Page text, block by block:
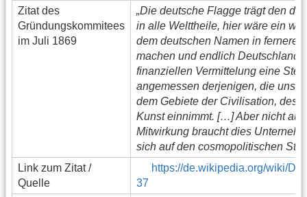
Zitat des
Gründungskommitees
im Juli 1869
„Die deutsche Flagge trägt den
in alle Welttheile, hier wäre ein
dem deutschen Namen in
machen und endlich Deutschland
finanziellen Vermittelung eine
angemessen derjenigen, die
dem Gebiete der Civilisation, des
Kunst einnimmt. […] Aber nicht
Mitwirkung braucht dies
sich auf den cosmopolitischen
Link zum Zitat /
Quelle
https://de.wikipedia.org/wiki/
37